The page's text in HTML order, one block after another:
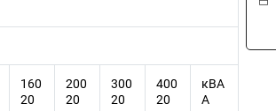
160
20
200
20
300
20
400
20
кВА
A